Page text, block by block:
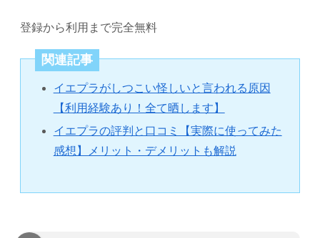
登録から利用まで完全無料
関連記事
イエプラがしつこい怪しいと言われる原因
【利用経験あり！全て晒します】
イエプラの評判と口コミ【実際に使ってみた
感想】メリット・デメリットも解説